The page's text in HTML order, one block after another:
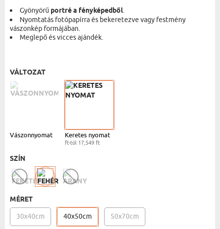
Gyönyörű portré a fényképedből.
Nyomtatás fotópapírra és bekeretezve vagy festmény
vászonkép formájában.
Meglepő és vicces ajándék.
VÁLTOZAT
Vászonnyomat Keretes nyomat
ft-tól 17,549 ft
SZÍN
MÉRET
30x40cm 40x50cm 50x70cm